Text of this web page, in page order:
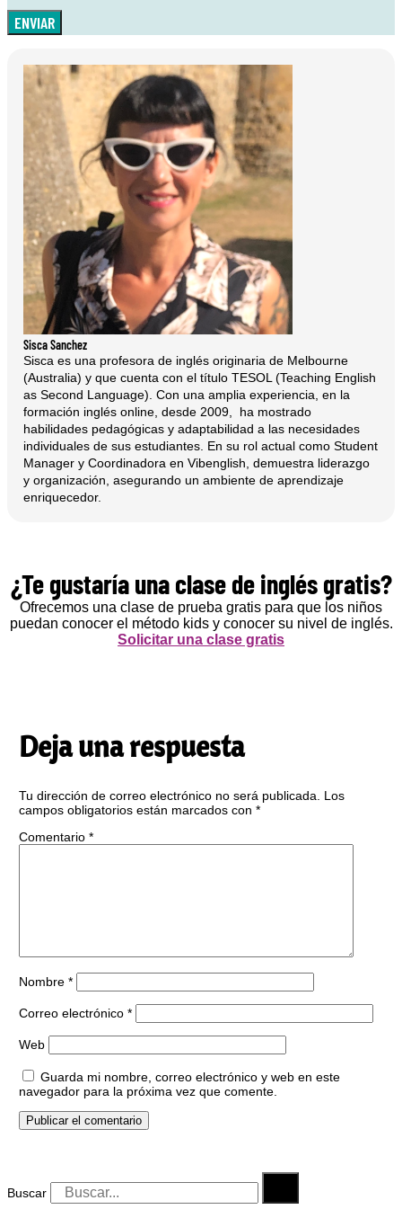
ENVIAR
Sisca Sanchez
Sisca es una profesora de inglés originaria de Melbourne
(Australia) y que cuenta con el título TESOL (Teaching English
as Second Language). Con una amplia experiencia, en la
formación inglés online, desde 2009, ha mostrado
habilidades pedagógicas y adaptabilidad a las necesidades
individuales de sus estudiantes. En su rol actual como Student
Manager y Coordinadora en Vibenglish, demuestra liderazgo
y organización, asegurando un ambiente de aprendizaje
enriquecedor.
¿Te gustaría una clase de inglés gratis?
Ofrecemos una clase de prueba gratis para que los niños
puedan conocer el método kids y conocer su nivel de inglés.
Solicitar una clase gratis
Deja una respuesta
Tu dirección de correo electrónico no será publicada.
Los
campos obligatorios están marcados con *
Comentario *
Nombre *
Correo electrónico *
Web
Guarda mi nombre, correo electrónico y web en este
navegador para la próxima vez que comente.
Buscar